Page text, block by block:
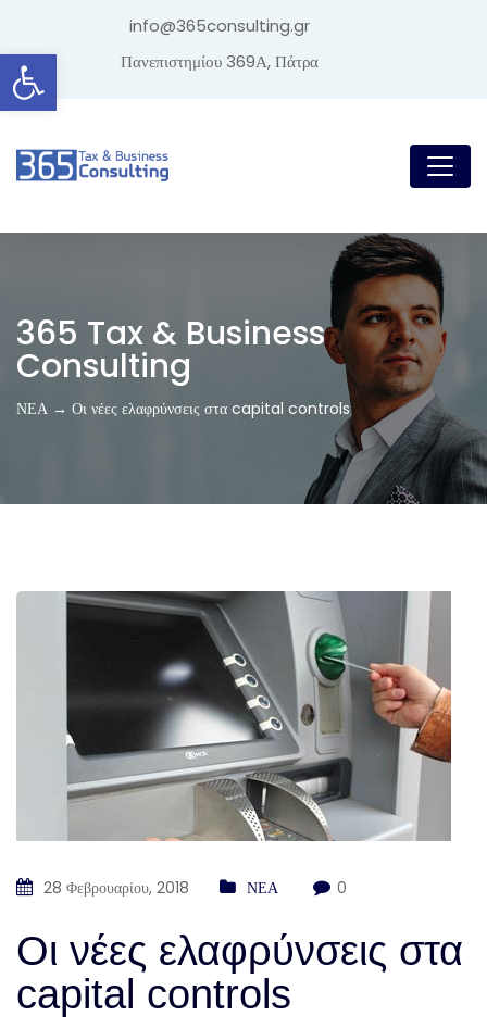
Ανοίξτε τη γραμμή εργαλείων
info@365consulting.gr
Πανεπιστημίου 369Α, Πάτρα
365 Tax & Business
Consulting
ΝΕΑ → Οι νέες ελαφρύνσεις στα capital controls
28 Φεβρουαρίου, 2018 ΝΕΑ 0
Οι νέες ελαφρύνσεις στα
capital controls